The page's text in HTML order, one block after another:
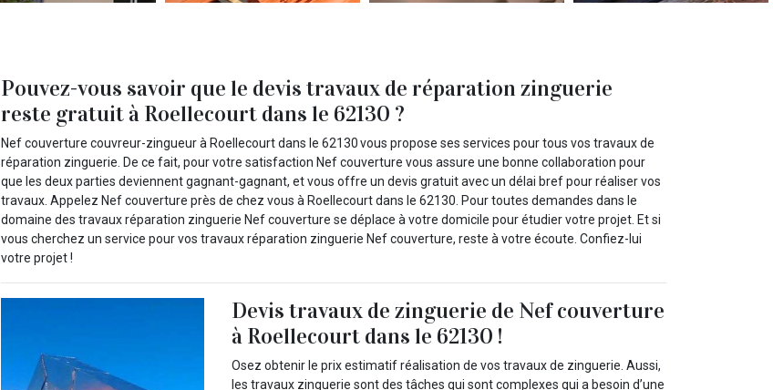
Pouvez-vous savoir que le devis travaux de réparation zinguerie
reste gratuit à Roellecourt dans le 62130 ?
Nef couverture couvreur-zingueur à Roellecourt dans le 62130 vous propose ses services pour tous vos travaux de
réparation zinguerie. De ce fait, pour votre satisfaction Nef couverture vous assure une bonne collaboration pour
que les deux parties deviennent gagnant-gagnant, et vous offre un devis gratuit avec un délai bref pour réaliser vos
travaux. Appelez Nef couverture près de chez vous à Roellecourt dans le 62130. Pour toutes demandes dans le
domaine des travaux réparation zinguerie Nef couverture se déplace à votre domicile pour étudier votre projet. Et si
vous cherchez un service pour vos travaux réparation zinguerie Nef couverture, reste à votre écoute. Confiez-lui
votre projet !
Devis travaux de zinguerie de Nef couverture
à Roellecourt dans le 62130 !
Osez obtenir le prix estimatif réalisation de vos travaux de zinguerie. Aussi,
les travaux zinguerie sont des tâches qui sont complexes qui a besoin d’une